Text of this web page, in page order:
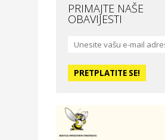
Moda i ljepota
studio – Osijek
Zdravlje i osiguranje
PRIMAJTE NAŠE
OBAVIJESTI